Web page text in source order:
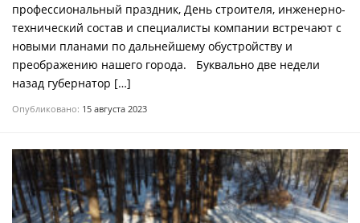
профессиональный праздник, День строителя, инженерно-
технический состав и специалисты компании встречают с
новыми планами по дальнейшему обустройству и
преображению нашего города. Буквально две недели
назад губернатор […]
Опубликовано: 15 августа 2023